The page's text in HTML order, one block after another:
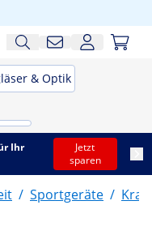
& Optik
Ihr
Jetzt
sparen
/ Sportgeräte /